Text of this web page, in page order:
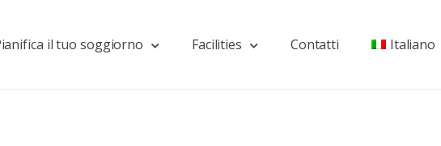
il tuo soggiorno Facilities Contatti Italiano